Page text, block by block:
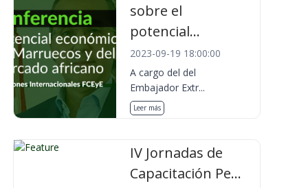
sobre el
potencial...
2023-09-19 18:00:00
A cargo del del
Embajador Extr...
Leer más
IV Jornadas de
Capacitación Pe...